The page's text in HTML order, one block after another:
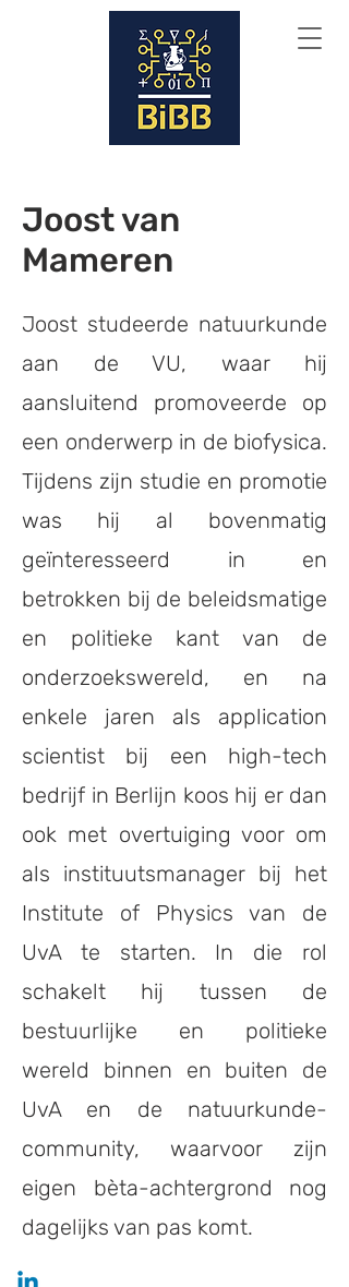
Joost van
Mameren
Joost studeerde natuurkunde
aan de VU, waar hij
aansluitend promoveerde op
een onderwerp in de biofysica.
Tijdens zijn studie en promotie
was hij al bovenmatig
geïnteresseerd in en
betrokken bij de beleidsmatige
en politieke kant van de
onderzoekswereld, en na
enkele jaren als application
scientist bij een high-tech
bedrijf in Berlijn koos hij er dan
ook met overtuiging voor om
als instituutsmanager bij het
Institute of Physics van de
UvA te starten. In die rol
schakelt hij tussen de
bestuurlijke en politieke
wereld binnen en buiten de
UvA en de natuurkunde-
community, waarvoor zijn
eigen bèta-achtergrond nog
dagelijks van pas komt.